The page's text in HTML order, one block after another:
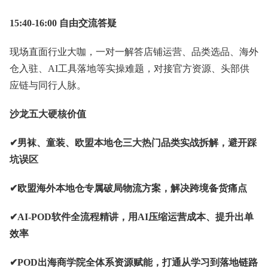
15:40-16:00 自由交流答疑
现场直面行业大咖，一对一解答店铺运营、品类选品、海外
仓入驻、AI工具落地等实操难题，对接官方资源、头部供
应链与同行人脉。
沙龙五大硬核价值
✔男袜、童装、欧盟本地仓三大热门品类实战拆解，避开踩
坑误区
✔欧盟海外本地仓专属破局物流方案，解决跨境备货痛点
✔AI-POD软件全流程精讲，用AI压缩运营成本、提升出单
效率
✔POD出海商学院全体系资源赋能，打通从学习到落地链路